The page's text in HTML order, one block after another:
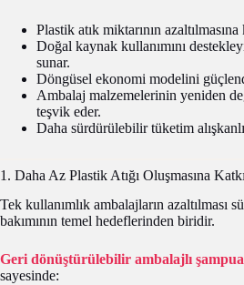
Plastik atık miktarının azaltılmasına
Doğal kaynak kullanımını
sunar.
Döngüsel ekonomi modelini
Ambalaj malzemelerinin yeniden
teşvik eder.
Daha sürdürülebilir tüketim
1. Daha Az Plastik Atığı Oluşmasına
Tek kullanımlık ambalajların azaltılması
bakımının temel hedeflerinden biridir.
Geri dönüştürülebilir ambalajlı
sayesinde: